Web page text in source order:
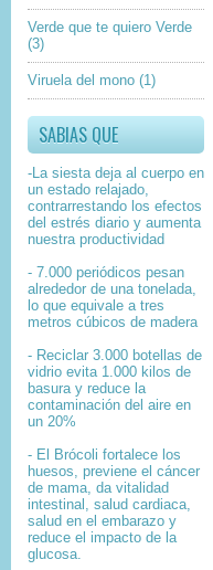
Verde que te quiero Verde
(3)
Viruela del mono (1)
SABIAS QUE
-La siesta deja al cuerpo en
un estado relajado,
contrarrestando los efectos
del estrés diario y aumenta
nuestra productividad
- 7.000 periódicos pesan
alrededor de una tonelada,
lo que equivale a tres
metros cúbicos de madera
- Reciclar 3.000 botellas de
vidrio evita 1.000 kilos de
basura y reduce la
contaminación del aire en
un 20%
- El Brócoli fortalece los
huesos, previene el cáncer
de mama, da vitalidad
intestinal, salud cardiaca,
salud en el embarazo y
reduce el impacto de la
glucosa.